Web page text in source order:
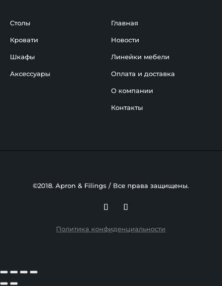
Столы
Кровати
Шкафы
Аксессуары
Главная
Новости
Линейки мебели
Оплата и доставка
О компании
Контакты
©2018. Apron & Filings / Все права защищены.
Политика конфиденциальности